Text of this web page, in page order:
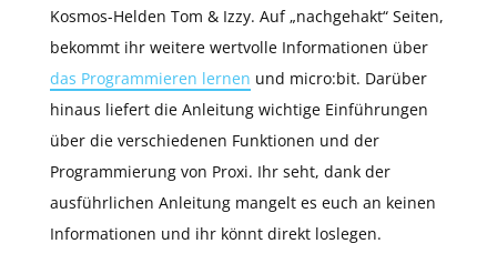
Kosmos-Helden Tom & Izzy. Auf „nachgehakt“ Seiten,
bekommt ihr weitere wertvolle Informationen über
das Programmieren lernen und micro:bit. Darüber
hinaus liefert die Anleitung wichtige Einführungen
über die verschiedenen Funktionen und der
Programmierung von Proxi. Ihr seht, dank der
ausführlichen Anleitung mangelt es euch an keinen
Informationen und ihr könnt direkt loslegen.